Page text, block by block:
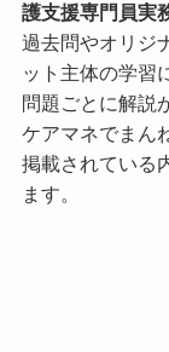
護支援専門員実
過去問やオリジ
ット主体の学習
問題ごとに解説
ケアマネでまん
掲載されている
ます。